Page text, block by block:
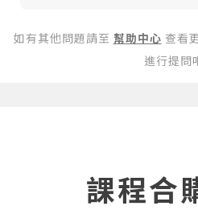
如有其他問題請至 幫助中心 查看
進行提問
課程合